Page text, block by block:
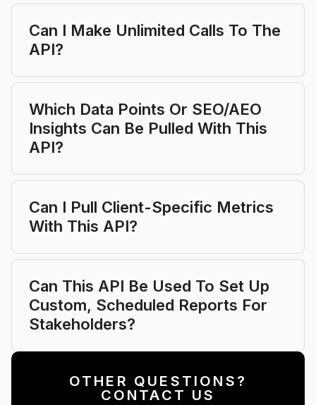
Can I Make Unlimited Calls To The
API?
Which Data Points Or SEO/AEO
Insights Can Be Pulled With This
API?
Can I Pull Client-Specific Metrics
With This API?
Can This API Be Used To Set Up
Custom, Scheduled Reports For
Stakeholders?
OTHER QUESTIONS?
CONTACT US